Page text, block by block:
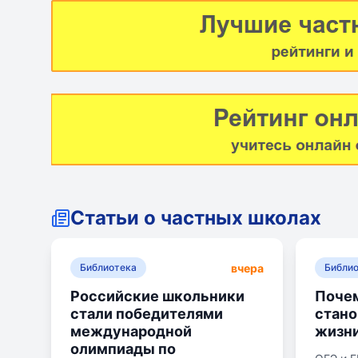
Статьи о частных школах
Библиотека вчера
Российские школьники
стали победителями
международной
олимпиады по